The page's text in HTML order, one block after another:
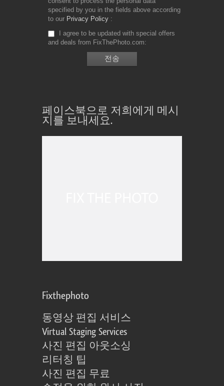
specified by you in the fields above according
to our Privacy Policy
I agree to be updated with special offers
and deals from FixThePhoto.com
페이스북으로 저희에게 메시
지를 보내세요.
Fixthephoto
동영상 편집 서비스
Virtual Staging Services
사진 편집 아웃소싱
리터칭 팁
사진 편집 무료